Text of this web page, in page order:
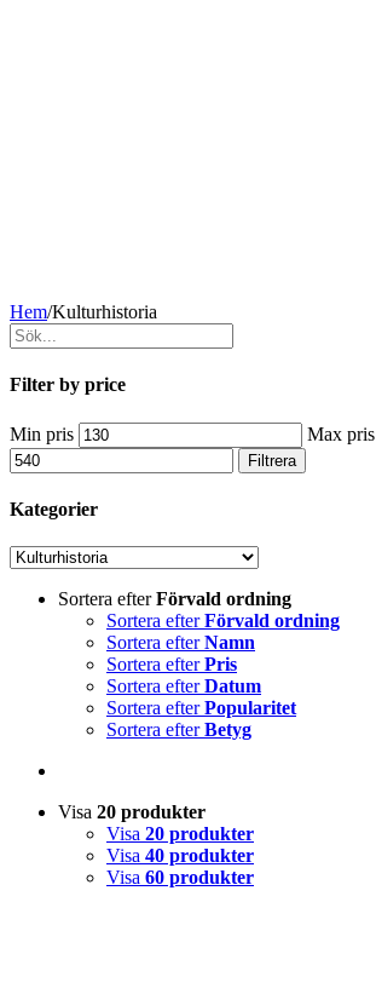
Hem/Kulturhistoria
Filter by price
Min pris Max pris
Filtrera
Kategorier
Sortera efterFörvald ordning
Sortera efterFörvald ordning
Sortera efterNamn
Sortera efterPris
Sortera efterDatum
Sortera efterPopularitet
Sortera efterBetyg
Visa 20 produkter
Visa 20 produkter
Visa 40 produkter
Visa 60 produkter